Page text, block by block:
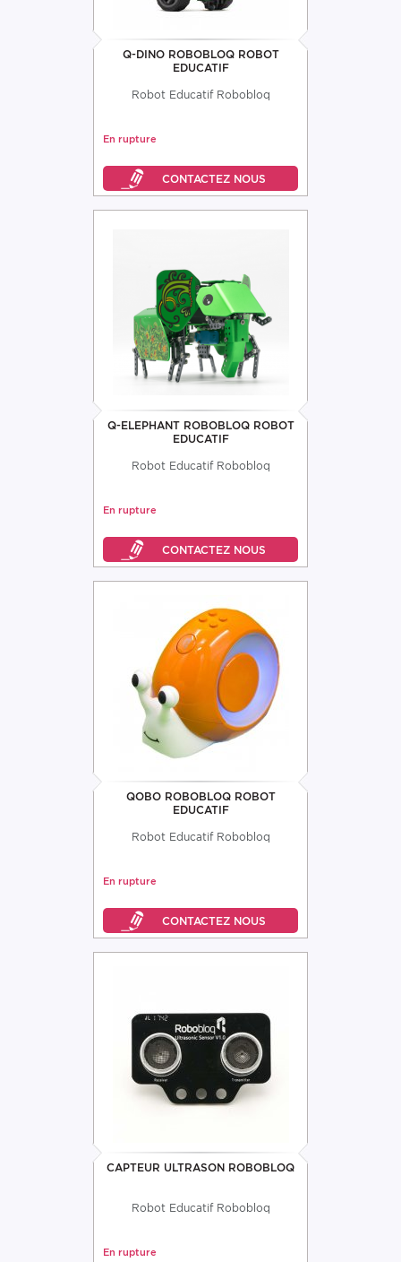
Q-DINO ROBOBLOQ ROBOT
EDUCATIF
Robot Educatif Robobloq
En rupture
Q-ELEPHANT ROBOBLOQ ROBOT
EDUCATIF
Robot Educatif Robobloq
En rupture
QOBO ROBOBLOQ ROBOT
EDUCATIF
Robot Educatif Robobloq
En rupture
CAPTEUR ULTRASON ROBOBLOQ
Robot Educatif Robobloq
En rupture